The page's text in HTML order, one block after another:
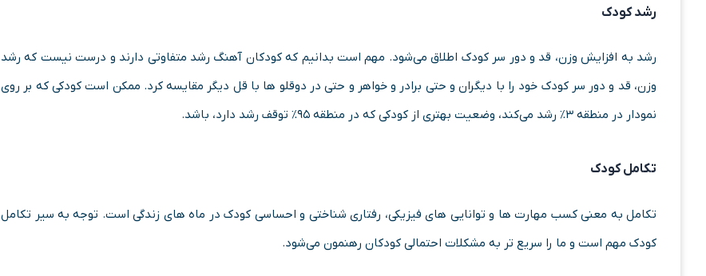
رشد کودک
رشد به افزایش وزن، قد و دور سر کودک اطلاق می‌شود. مهم است بدانیم که کودکان آهنگ رشد متفاوتی دارند و درست نیست که رشد
وزن، قد و دور سر کودک خود را با دیگران و حتی برادر و خواهر و حتی در دوقلو ها با قل دیگر مقایسه کرد. ممکن است کودکی که بر روی
نمودار در منطقه ۳% رشد می‌کند، وضعیت بهتری از کودکی که در منطقه ۹۵% توقف رشد دارد، باشد.
تکامل کودک
تکامل به معنی کسب مهارت ها و توانایی های فیزیکی، رفتاری شناختی و احساسی کودک در ماه های زندگی است. توجه به سیر تکامل
کودک مهم است و ما را سریع تر به مشکلات احتمالی کودکان رهنمون می‌شود.